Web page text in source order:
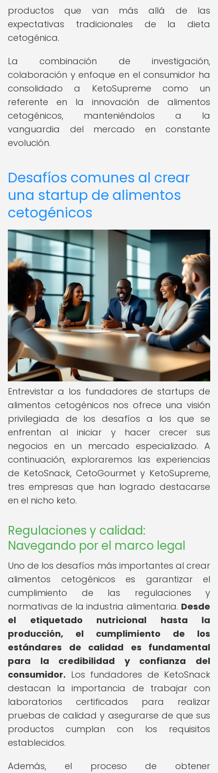
productos que van más allá de las
expectativas tradicionales de la dieta
cetogénica.
La combinación de investigación,
colaboración y enfoque en el consumidor ha
consolidado a KetoSupreme como un
referente en la innovación de alimentos
cetogénicos, manteniéndolos a la
vanguardia del mercado en constante
evolución.
Desafíos comunes al crear
una startup de alimentos
cetogénicos
Entrevistar a los fundadores de startups de
alimentos cetogénicos nos ofrece una visión
privilegiada de los desafíos a los que se
enfrentan al iniciar y hacer crecer sus
negocios en un mercado especializado. A
continuación, exploraremos las experiencias
de KetoSnack, CetoGourmet y KetoSupreme,
tres empresas que han logrado destacarse
en el nicho keto.
Regulaciones y calidad:
Navegando por el marco legal
Uno de los desafíos más importantes al crear
alimentos cetogénicos es garantizar el
cumplimiento de las regulaciones y
normativas de la industria alimentaria. Desde
el etiquetado nutricional hasta la
producción, el cumplimiento de los
estándares de calidad es fundamental
para la credibilidad y confianza del
consumidor. Los fundadores de KetoSnack
destacan la importancia de trabajar con
laboratorios certificados para realizar
pruebas de calidad y asegurarse de que sus
productos cumplan con los requisitos
establecidos.
Además, el proceso de obtener